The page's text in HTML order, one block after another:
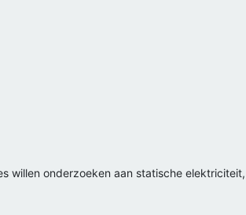
willen onderzoeken aan statische